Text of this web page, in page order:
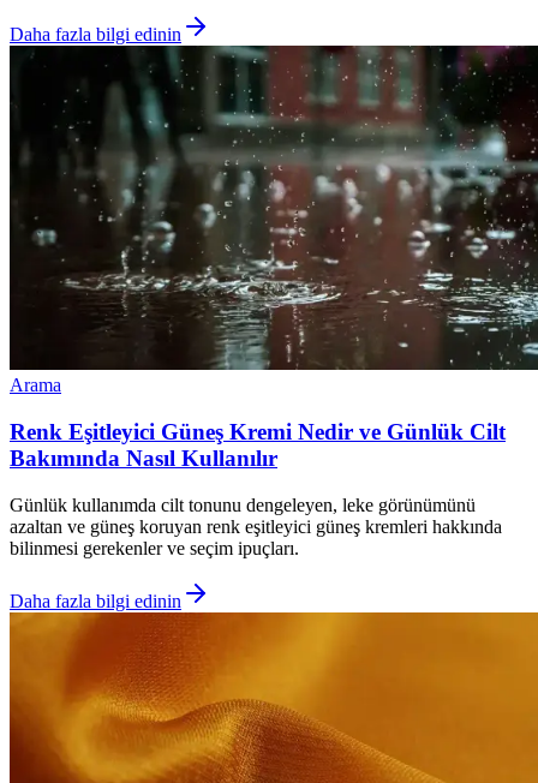
Daha fazla bilgi edinin
Arama
Renk Eşitleyici Güneş Kremi Nedir ve Günlük Cilt
Bakımında Nasıl Kullanılır
Günlük kullanımda cilt tonunu dengeleyen, leke görünümünü
azaltan ve güneş koruyan renk eşitleyici güneş kremleri hakkında
bilinmesi gerekenler ve seçim ipuçları.
Daha fazla bilgi edinin